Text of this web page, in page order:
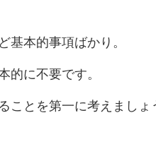
基本的事項ばかり。
的に不要です。
ことを第一に考えましょ